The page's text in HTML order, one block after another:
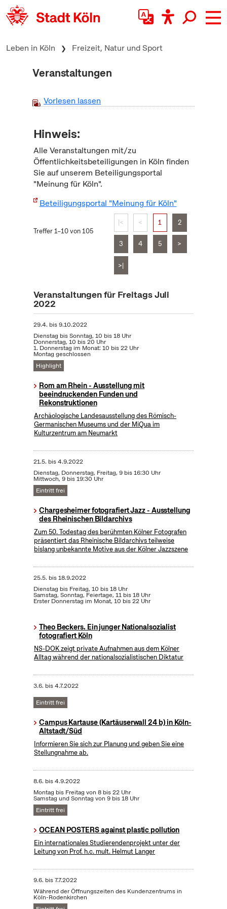
zum Inhalt springen
Leben in Köln Freizeit, Natur und Sport
Veranstaltungen
Vorlesen lassen
Hinweis:
Alle Veranstaltungen mit/zu
Öffentlichkeitsbeteiligungen in Köln finden
Sie auf unserem Beteiligungsportal
"Meinung für Köln".
Beteiligungsportal "Meinung für Köln"
Treffer 1–10 von 105
|< < 1 2
3 4 5 >
>|
Veranstaltungen für Freitags Juli
2022
29.4. bis9.10.2022
Dienstag bis Sonntag, 10 bis 18 Uhr
Donnerstag, 10 bis 20 Uhr
1. Donnerstag im Monat: 10 bis 22 Uhr
Montag geschlossen
Highlight
Rom am Rhein - Ausstellung mit
beeindruckenden Funden und
Rekonstruktionen
Archäologische Landesausstellung des Römisch-
Germanischen Museums und der MiQua im
Kulturzentrum am Neumarkt
21.5. bis4.9.2022
Dienstag, Donnerstag, Freitag, 9 bis 16:30 Uhr
Mittwoch, 9 bis 19:30 Uhr
Eintritt frei
Chargesheimer fotografiert Jazz - Ausstellung
des Rheinischen Bildarchivs
Zum 50. Todestag des berühmten Kölner Fotografen
präsentiert das Rheinische Bildarchivs teilweise
bislang unbekannte Motive aus der Kölner Jazzszene
25.5. bis18.9.2022
Dienstag bis Freitag, 10 bis 18 Uhr
Samstag, Sonntag, Feiertage, 11 bis 18 Uhr
Erster Donnerstag im Monat, 10 bis 22 Uhr
Theo Beckers. Ein junger Nationalsozialist
fotografiert Köln
NS-DOK zeigt private Aufnahmen aus dem Kölner
Alltag während der nationalsozialistischen Diktatur
3.6. bis4.7.2022
Eintritt frei
Campus Kartause (Kartäuserwall 24 b) in Köln-
Altstadt/Süd
Informieren Sie sich zur Planung und geben Sie eine
Stellungnahme ab.
8.6. bis4.9.2022
Montag bis Freitag von 8 bis 22 Uhr
Samstag und Sonntag von 9 bis 18 Uhr
Eintritt frei
OCEAN POSTERS against plastic pollution
Ein internationales Studierendenprojekt unter der
Leitung von Prof. h.c. mult. Helmut Langer
9.6. bis7.7.2022
Während der Öffnungszeiten des Kundenzentrums in
Köln-Rodenkirchen